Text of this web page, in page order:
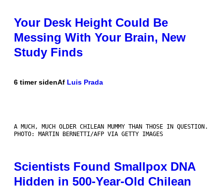
Your Desk Height Could Be
Messing With Your Brain, New
Study Finds
6 timer sidenAf Luis Prada
A MUCH, MUCH OLDER CHILEAN MUMMY THAN THOSE IN QUESTION.
PHOTO: MARTIN BERNETTI/AFP VIA GETTY IMAGES
Scientists Found Smallpox DNA
Hidden in 500-Year-Old Chilean